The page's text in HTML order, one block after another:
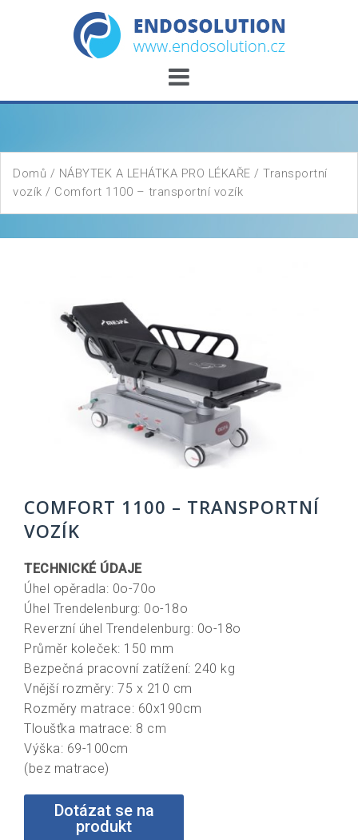
Domů / NÁBYTEK A LEHÁTKA PRO LÉKAŘE / Transportní
vozík / Comfort 1100 – transportní vozík
COMFORT 1100 – TRANSPORTNÍ
VOZÍK
TECHNICKÉ ÚDAJE
Úhel opěradla: 0o-70o
Úhel Trendelenburg: 0o-18o
Reverzní úhel Trendelenburg: 0o-18o
Průměr koleček: 150 mm
Bezpečná pracovní zatížení: 240 kg
Vnější rozměry: 75 x 210 cm
Rozměry matrace: 60x190cm
Tloušťka matrace: 8 cm
Výška: 69-100cm
(bez matrace)